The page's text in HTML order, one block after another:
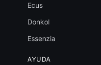
Ecus
Donkol
Essenzia
AYUDA